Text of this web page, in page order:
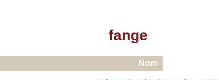
fange
Nom